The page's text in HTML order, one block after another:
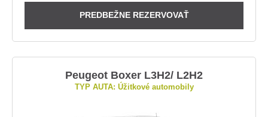
PREDBEŽNE REZERVOVAŤ
Peugeot Boxer L3H2/ L2H2
TYP AUTA: Úžitkové automobily